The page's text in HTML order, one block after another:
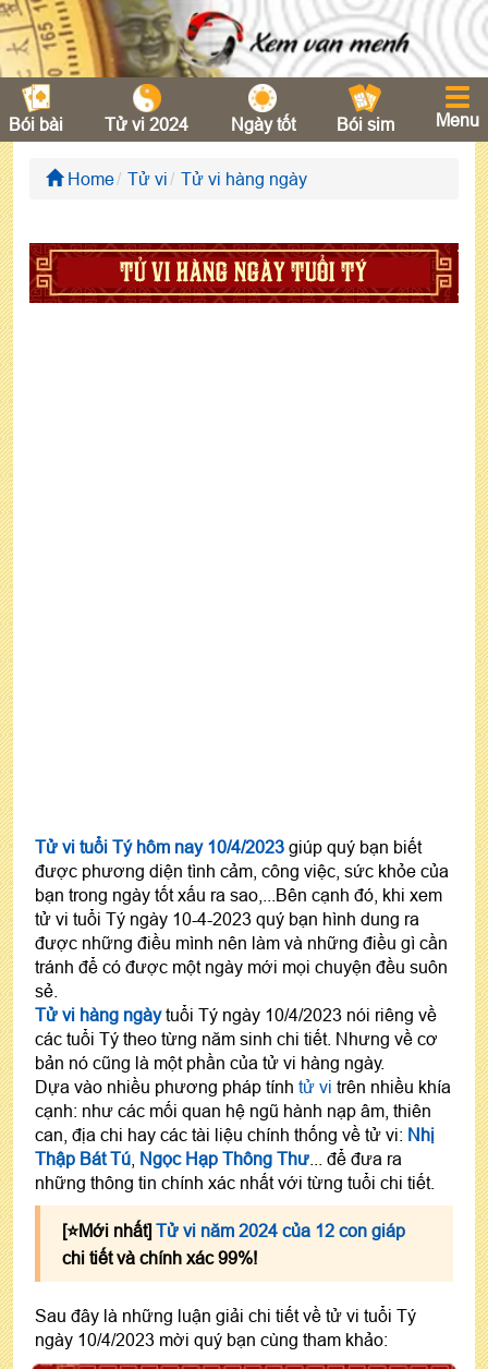
Bói bài Tử vi 2024 Ngày tốt Bói sim Menu
Home Tử vi Tử vi hàng ngày
TỬ VI HÀNG NGÀY TUỔI TÝ
Tử vi tuổi Tý hôm nay 10/4/2023 giúp quý bạn biết
được phương diện tình cảm, công việc, sức khỏe của
bạn trong ngày tốt xấu ra sao,...Bên cạnh đó, khi xem
tử vi tuổi Tý ngày 10-4-2023 quý bạn hình dung ra
được những điều mình nên làm và những điều gì cần
tránh để có được một ngày mới mọi chuyện đều suôn
sẻ.
Tử vi hàng ngàytuổi Tý ngày 10/4/2023 nói riêng về
các tuổi Tý theo từng năm sinh chi tiết. Nhưng về cơ
bản nó cũng là một phần của tử vi hàng ngày.
Dựa vào nhiều phương pháp tính tử vi trên nhiều khía
cạnh: như các mối quan hệ ngũ hành nạp âm, thiên
can, địa chi hay các tài liệu chính thống về tử vi: Nhị
Thập Bát Tú Ngọc Hạp Thông Thư ... để đưa ra
những thông tin chính xác nhất với từng tuổi chi tiết.
[⭐️Mới nhất] Tử vi năm 2024 của 12 con giáp
chi tiết và chính xác 99%!
Sau đây là những luận giải chi tiết về tử vi tuổi Tý
ngày 10/4/2023 mời quý bạn cùng tham khảo: